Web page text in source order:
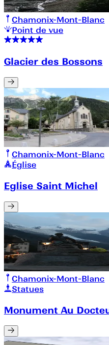
Chamonix-Mont-Blanc
Point de vue
Glacier des Bossons
Chamonix-Mont-Blanc
Église
Eglise Saint Michel
Chamonix-Mont-Blanc
Statues
Monument Au